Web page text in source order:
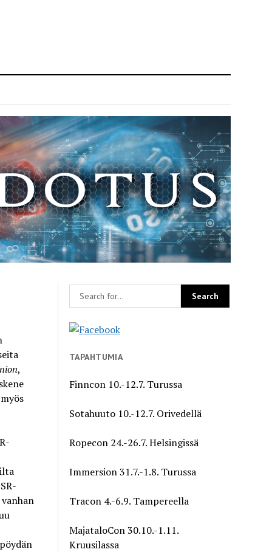
,
TAPAHTUMIA
Finncon 10.-12.7. Turussa
Sotahuuto 10.-12.7. Orivedellä
Ropecon 24.-26.7. Helsingissä
Immersion 31.7.-1.8. Turussa
Tracon 4.-6.9. Tampereella
MajataloCon 30.10.-1.11.
Kruusilassa